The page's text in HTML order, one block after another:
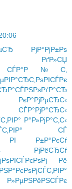
РјР°РјР±Рѕ
РґР»СЏ
СЃР°Р№С‚
РєР°РјРµСЂС‹
Р°Р»РјР°С‚С‹
СЃ
Р±Р°РєСѓ
РјРёСЂСѓ
Рё